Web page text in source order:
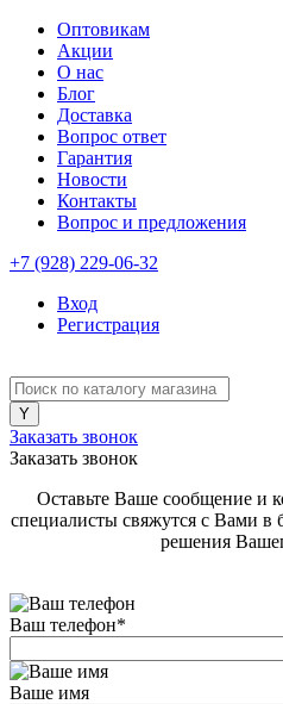
Оптовикам
Акции
О нас
Блог
Доставка
Вопрос ответ
Гарантия
Новости
Контакты
Вопрос и предложения
+7 (928) 229-06-32
Вход
Регистрация
Заказать звонок
Заказать звонок
Оставьте Ваше сообщение и
специалисты свяжутся с Вами в
решения
Ваш телефон*
Ваше имя